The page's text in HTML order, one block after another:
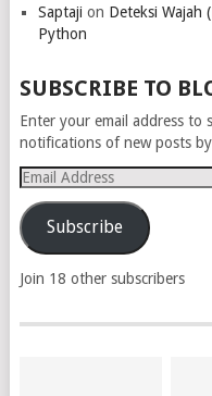
Saptaji on Deteksi Wajah
Python
SUBSCRIBE TO
Enter your email address to
notifications of new posts
Email
Address
Subscribe
Join 18 other subscribers